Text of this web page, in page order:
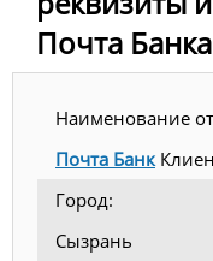
Почта Банка
Наименование
Почта Банк
Город:
Сызрань